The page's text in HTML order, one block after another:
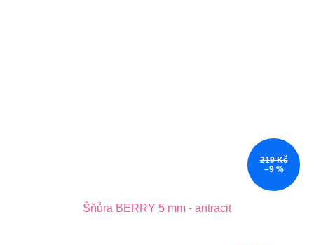
219 Kč
–9 %
Šňůra BERRY 5 mm - antracit